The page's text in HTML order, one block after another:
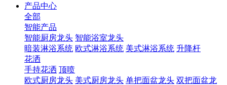
产品中心
全部
智能产品
智能厨房龙头 智能浴室龙头
暗装淋浴系统 欧式淋浴系统 美式淋浴系统 升降杆
花洒
手持花洒 顶喷
欧式厨房龙头 美式厨房龙头 单把面盆龙头 双把面盆龙